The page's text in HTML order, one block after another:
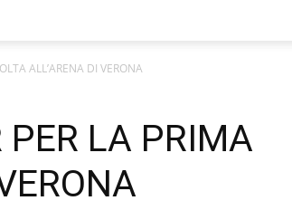
ALL’ARENA DI VERONA
PER LA PRIMA